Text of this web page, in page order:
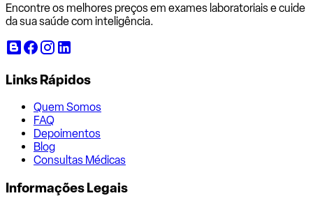
Encontre os melhores preços em exames laboratoriais e cuide
da sua saúde com inteligência.
Links Rápidos
Quem Somos
FAQ
Depoimentos
Blog
Consultas Médicas
Informações Legais